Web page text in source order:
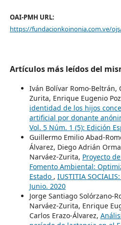
OAI-PMH URL:
https://fundacionkoinonia.com.ve/
Artículos más leídos del
Iván Bolívar Romo-Beltrán,
Zurita, Enrique Eugenio
identidad de los hijos
artificial por donante
Vol. 5 Núm. 1 (5): Edición
Guillermo Emilio Abad-
Álvarez, Diego Adrián
Narváez-Zurita, Proyecto
Fomento Ambiental:
Estado , IUSTITIA
Junio. 2020
Jorge Santiago Solórzano-
Narváez-Zurita, Enrique
Carlos Erazo-Álvarez,